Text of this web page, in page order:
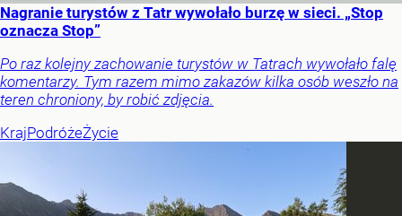
Nagranie turystów z Tatr wywołało burzę w sieci. „Stop
oznacza Stop”
Po raz kolejny zachowanie turystów w Tatrach wywołało falę
komentarzy. Tym razem mimo zakazów kilka osób weszło na
teren chroniony, by robić zdjęcia.
KrajPodróżeŻycie